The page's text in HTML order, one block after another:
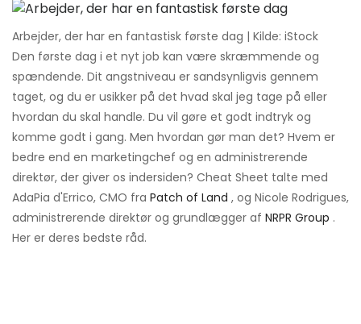
Arbejder, der har en fantastisk første dag | Kilde: iStock
Den første dag i et nyt job kan være skræmmende og
spændende. Dit angstniveau er sandsynligvis gennem
taget, og du er usikker på det hvad skal jeg tage på eller
hvordan du skal handle. Du vil gøre et godt indtryk og
komme godt i gang. Men hvordan gør man det? Hvem er
bedre end en marketingchef og en administrerende
direktør, der giver os indersiden? Cheat Sheet talte med
AdaPia d'Errico, CMO fra Patch of Land , og Nicole Rodrigues,
administrerende direktør og grundlægger af NRPR Group .
Her er deres bedste råd.